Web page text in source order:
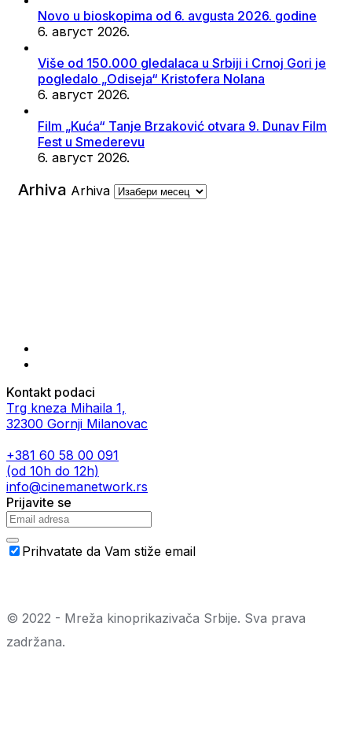
Novo u bioskopima od 6. avgusta 2026. godine
6. август 2026.
Više od 150.000 gledalaca u Srbiji i Crnoj Gori je
pogledalo „Odiseja“ Kristofera Nolana
6. август 2026.
Film „Kuća“ Tanje Brzaković otvara 9. Dunav Film
Fest u Smederevu
6. август 2026.
Arhiva Arhiva
Kontakt podaci
Trg kneza Mihaila 1,
32300 Gornji Milanovac
+381 60 58 00 091
(od 10h do 12h)
info@cinemanetwork.rs
Prijavite se
Prihvatate da Vam stiže email
© 2022 - Mreža kinoprikazivača Srbije. Sva prava
zadržana.